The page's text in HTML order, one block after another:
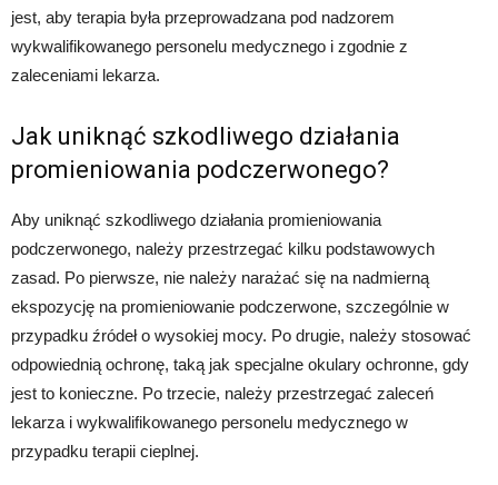
jest, aby terapia była przeprowadzana pod nadzorem
wykwalifikowanego personelu medycznego i zgodnie z
zaleceniami lekarza.
Jak uniknąć szkodliwego działania
promieniowania podczerwonego?
Aby uniknąć szkodliwego działania promieniowania
podczerwonego, należy przestrzegać kilku podstawowych
zasad. Po pierwsze, nie należy narażać się na nadmierną
ekspozycję na promieniowanie podczerwone, szczególnie w
przypadku źródeł o wysokiej mocy. Po drugie, należy stosować
odpowiednią ochronę, taką jak specjalne okulary ochronne, gdy
jest to konieczne. Po trzecie, należy przestrzegać zaleceń
lekarza i wykwalifikowanego personelu medycznego w
przypadku terapii cieplnej.